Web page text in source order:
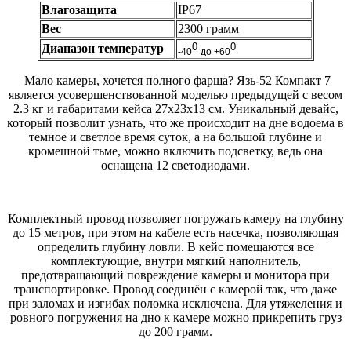
Влагозащита
IP67
Вес
2300 грамм
Диапазон температур
-400 до +600
Мало камеры, хочется полного фарша? Язь-52 Компакт 7
является усовершенствованной моделью предыдущей с весом
2.3 кг и габаритами кейса 27х23х13 см. Уникальный девайс,
который позволит узнать, что же происходит на дне водоема в
темное и светлое время суток, а на большой глубине и
кромешной тьме, можно включить подсветку, ведь она
оснащена 12 светодиодами.
Комплектный провод позволяет погружать камеру на глубину
до 15 метров, при этом на кабеле есть насечка, позволяющая
определить глубину ловли. В кейс помещаются все
комплектующие, внутри мягкий наполнитель,
предотвращающий повреждение камеры и монитора при
транспортировке. Провод соединён с камерой так, что даже
при заломах и изгибах поломка исключена. Для утяжеления и
ровного погружения на дно к камере можно прикрепить груз
до 200 грамм.